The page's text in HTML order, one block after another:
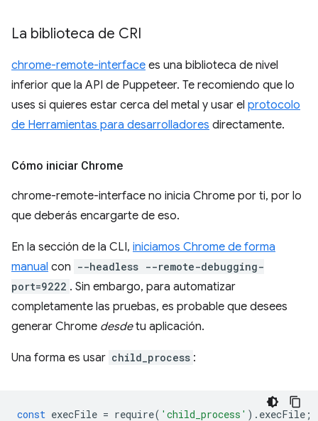
La biblioteca de CRI
chrome-remote-interface es una biblioteca de nivel
inferior que la API de Puppeteer. Te recomiendo que lo
uses si quieres estar cerca del metal y usar el protocolo
de Herramientas para desarrolladores directamente.
Cómo iniciar Chrome
chrome-remote-interface no inicia Chrome por ti, por lo
que deberás encargarte de eso.
En la sección de la CLI, iniciamos Chrome de forma
manual con --headless --remote-debugging-
port=9222 . Sin embargo, para automatizar
completamente las pruebas, es probable que desees
generar Chrome desdetu aplicación.
Una forma es usar child_process :
const execFile = require( 'child_process' ). execFile ;